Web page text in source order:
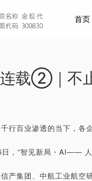
首页
载②｜不
行百业渗透的当下，各
，“智见新局・AI—— 人
产集团、中航工业航空